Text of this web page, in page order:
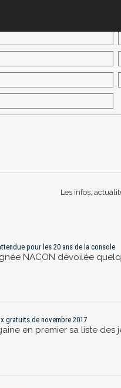
Les infos,
pour les 20 ans de la console
NACON dévoilée
gratuits de novembre 2017
en premier sa liste